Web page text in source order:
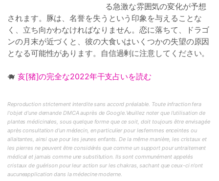
る急激な雰囲気の変化が予想
されます。豚は、名誉を失うという印象を与えることな
く、立ち向かわなければなりません。恋に落ちて、ドラゴ
ンの月末が近づくと、彼の大食いはいくつかの失望の原因
となる可能性があります。自信過剰に注意してください。
🐗 亥[猪]の完全な2022年干支占いを読む
Reproduction strictement interdite sans accord préalable. Toute infraction fera
l'objet d'une demande DMCA auprès de Google.Veuillez noter que l'utilisation de
plantes médicinales, sous quelque forme que ce soit, doit toujours être envisagée
après consultation d'un médecin, en particulier pour lesfemmes enceintes ou
allaitantes, ainsi que pour les jeunes enfants. De la même manière, les cristaux et
les pierres ne peuvent être considérés que comme un support pour untraitement
médical et jamais comme une substitution. Ils sont communément appelés
cristaux de guérison pour leur action sur les chakras, sachant que ceux-ci n'ont
aucuneapplication dans la médecine moderne.